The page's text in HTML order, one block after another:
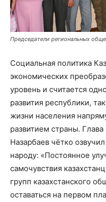
Председатели региональных
Социальная политика
экономических
уровень и считается
развития республики,
жизни населения
развитием страны. Глава
Назарбаев чётко
народу: «Постоянное
самочувствия
групп казахстанского
оставаться на первом